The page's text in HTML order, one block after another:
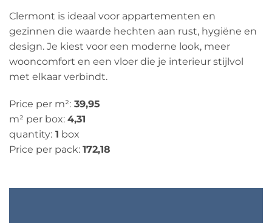
Clermont is ideaal voor appartementen en
gezinnen die waarde hechten aan rust, hygiëne en
design. Je kiest voor een moderne look, meer
wooncomfort en een vloer die je interieur stijlvol
met elkaar verbindt.
Price per m²: 39,95
m² per box: 4,31
quantity: 1 box
Price per pack: 172,18